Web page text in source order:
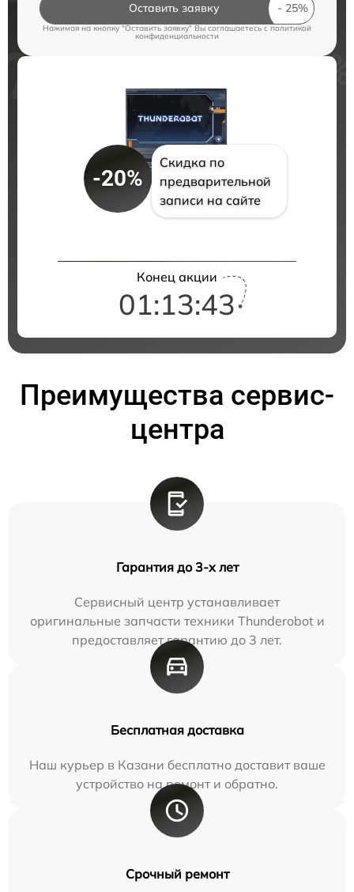
Оставить заявку
Нажимая на кнопку "Оставить заявку" Вы соглашаетесь cполитикой
конфиденциальности
-20%
Скидка по
предварительной
записи на сайте
Конец акции
01:13:42
Преимущества сервис-
центра
Гарантия до 3-х лет
Сервисный центр устанавливает
оригинальные запчасти техники Thunderobot и
предоставляет гарантию до 3 лет.
Бесплатная доставка
Наш курьер в Казани бесплатно доставит ваше
устройство на ремонт и обратно.
Срочный ремонт